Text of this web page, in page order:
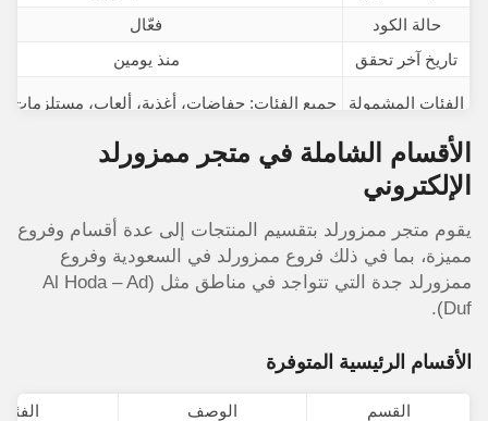
حالة الكود
فعّال
تاريخ آخر تحقق
منذ يومين
الفئات المشمولة جميع الفئات: حفاضات، أغذية، ألعاب، مستلزمات،
الأقسام الشاملة في متجر ممزورلد
الإلكتروني
يقوم متجر ممزورلد بتقسيم المنتجات إلى عدة أقسام وفروع
مميزة، بما في ذلك فروع ممزورلد في السعودية وفروع
ممزورلد جدة التي تتواجد في مناطق مثل (Al Hoda – Ad
Duf).
الأقسام الرئيسية المتوفرة
القسم الوصف